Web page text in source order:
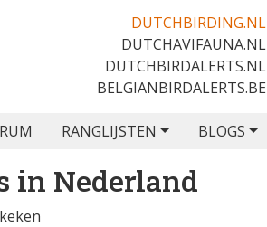
DUTCHBIRDING.NL
DUTCHAVIFAUNA.NL
DUTCHBIRDALERTS.NL
BELGIANBIRDALERTS.BE
RANGLIJSTEN BLOGS
in Nederland